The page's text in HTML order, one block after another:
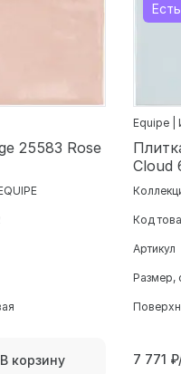
25583 Rose
В корзину
Equipe |
Cloud
Код
Артикул
Размер,
7 771